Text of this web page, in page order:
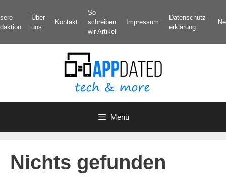
Inhalt
springen
Über
uns
Kontakt
So
schreiben
wir Artikel
Impressum
Datenschutz­
erklärung
Menü
Nichts gefunden